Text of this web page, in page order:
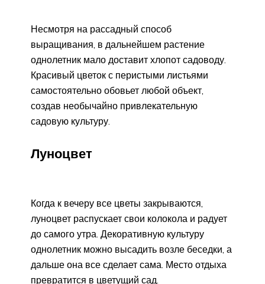
Несмотря на рассадный способ
выращивания, в дальнейшем растение
однолетник мало доставит хлопот садоводу.
Красивый цветок с перистыми листьями
самостоятельно обовьет любой объект,
создав необычайно привлекательную
садовую культуру.
Луноцвет
Когда к вечеру все цветы закрываются,
луноцвет распускает свои колокола и радует
до самого утра. Декоративную культуру
однолетник можно высадить возле беседки, а
дальше она все сделает сама. Место отдыха
превратится в цветущий сад.